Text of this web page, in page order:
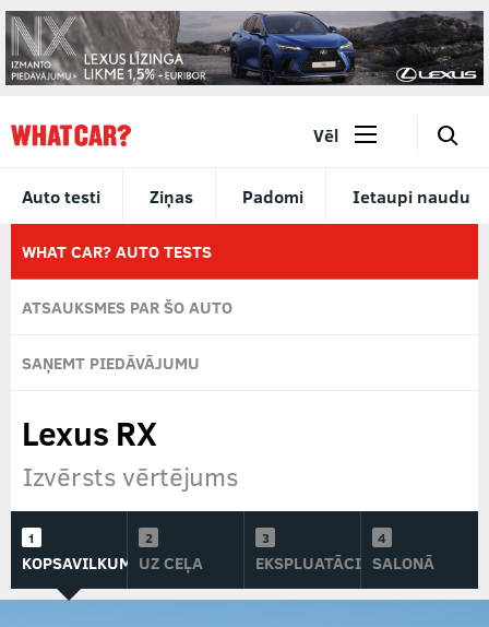
Auto testi Ziņas Padomi Ietaupi naudu
Vēl 🔎
WHAT CAR? AUTO TESTS
ATSAUKSMES PAR ŠO AUTO
SAŅEMT PIEDĀVĀJUMU
Lexus RX
Izvērsts vērtējums
KOPSAVILKUMSUZ CEĻA EKSPLUATĀCIJĀSALONĀ